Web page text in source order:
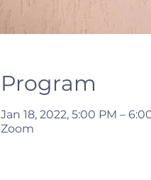
Program
Jan 18, 2022, 5:00 PM –
Zoom